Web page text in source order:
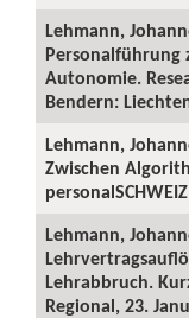
Lehmann,
Personalführung
Autonomie.
Bendern:
Lehmann,
Zwischen
Lehmann,
Lehrabbruch.
Regional, 23.